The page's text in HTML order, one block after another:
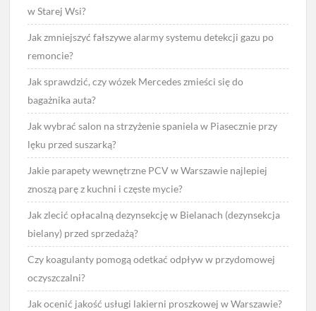
w Starej Wsi?
Jak zmniejszyć fałszywe alarmy systemu detekcji gazu po
remoncie?
Jak sprawdzić, czy wózek Mercedes zmieści się do
bagażnika auta?
Jak wybrać salon na strzyżenie spaniela w Piasecznie przy
lęku przed suszarką?
Jakie parapety wewnętrzne PCV w Warszawie najlepiej
znoszą parę z kuchni i częste mycie?
Jak zlecić opłacalną dezynsekcję w Bielanach (dezynsekcja
bielany) przed sprzedażą?
Czy koagulanty pomogą odetkać odpływ w przydomowej
oczyszczalni?
Jak ocenić jakość usługi lakierni proszkowej w Warszawie?